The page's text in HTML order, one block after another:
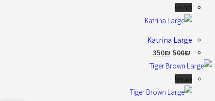
מבצע!
Katrina Large
500₪
350₪
מבצע!